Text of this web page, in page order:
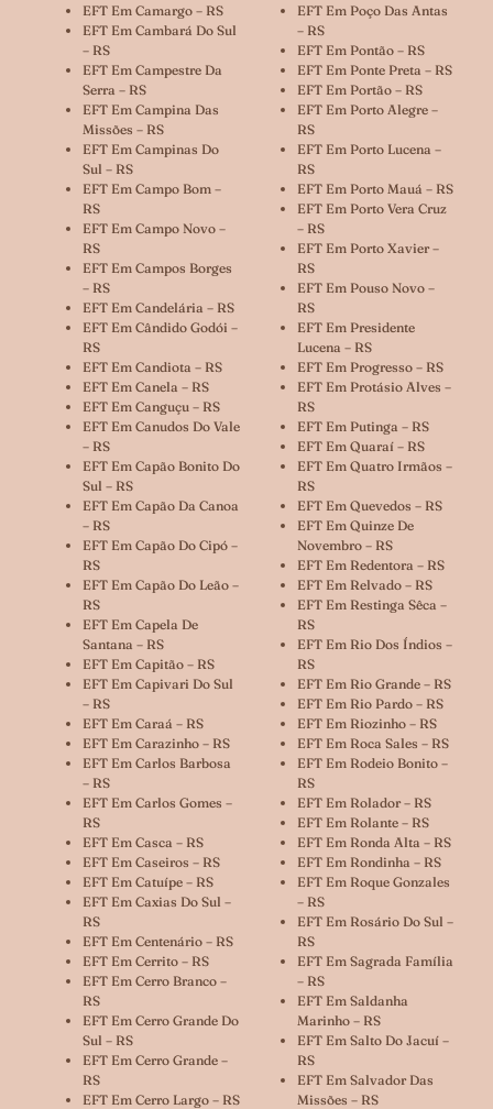
EFT Em Camargo – RS
EFT Em Cambará Do Sul
– RS
EFT Em Campestre Da
Serra – RS
EFT Em Campina Das
Missões – RS
EFT Em Campinas Do
Sul – RS
EFT Em Campo Bom –
RS
EFT Em Campo Novo –
RS
EFT Em Campos Borges
– RS
EFT Em Candelária – RS
EFT Em Cândido Godói –
RS
EFT Em Candiota – RS
EFT Em Canela – RS
EFT Em Canguçu – RS
EFT Em Canudos Do Vale
– RS
EFT Em Capão Bonito Do
Sul – RS
EFT Em Capão Da Canoa
– RS
EFT Em Capão Do Cipó –
RS
EFT Em Capão Do Leão –
RS
EFT Em Capela De
Santana – RS
EFT Em Capitão – RS
EFT Em Capivari Do Sul
– RS
EFT Em Caraá – RS
EFT Em Carazinho – RS
EFT Em Carlos Barbosa
– RS
EFT Em Carlos Gomes –
RS
EFT Em Casca – RS
EFT Em Caseiros – RS
EFT Em Catuípe – RS
EFT Em Caxias Do Sul –
RS
EFT Em Centenário – RS
EFT Em Cerrito – RS
EFT Em Cerro Branco –
RS
EFT Em Cerro Grande Do
Sul – RS
EFT Em Cerro Grande –
RS
EFT Em Cerro Largo – RS
EFT Em Poço Das Antas
– RS
EFT Em Pontão – RS
EFT Em Ponte Preta – RS
EFT Em Portão – RS
EFT Em Porto Alegre –
RS
EFT Em Porto Lucena –
RS
EFT Em Porto Mauá – RS
EFT Em Porto Vera Cruz
– RS
EFT Em Porto Xavier –
RS
EFT Em Pouso Novo –
RS
EFT Em Presidente
Lucena – RS
EFT Em Progresso – RS
EFT Em Protásio Alves –
RS
EFT Em Putinga – RS
EFT Em Quaraí – RS
EFT Em Quatro Irmãos –
RS
EFT Em Quevedos – RS
EFT Em Quinze De
Novembro – RS
EFT Em Redentora – RS
EFT Em Relvado – RS
EFT Em Restinga Sêca –
RS
EFT Em Rio Dos Índios –
RS
EFT Em Rio Grande – RS
EFT Em Rio Pardo – RS
EFT Em Riozinho – RS
EFT Em Roca Sales – RS
EFT Em Rodeio Bonito –
RS
EFT Em Rolador – RS
EFT Em Rolante – RS
EFT Em Ronda Alta – RS
EFT Em Rondinha – RS
EFT Em Roque Gonzales
– RS
EFT Em Rosário Do Sul –
RS
EFT Em Sagrada Família
– RS
EFT Em Saldanha
Marinho – RS
EFT Em Salto Do Jacuí –
RS
EFT Em Salvador Das
Missões – RS